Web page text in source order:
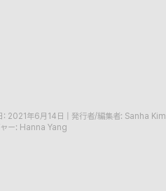
: 2021年6月14日
発行者/編集者: Sanha Kim
ー: Hanna Yang